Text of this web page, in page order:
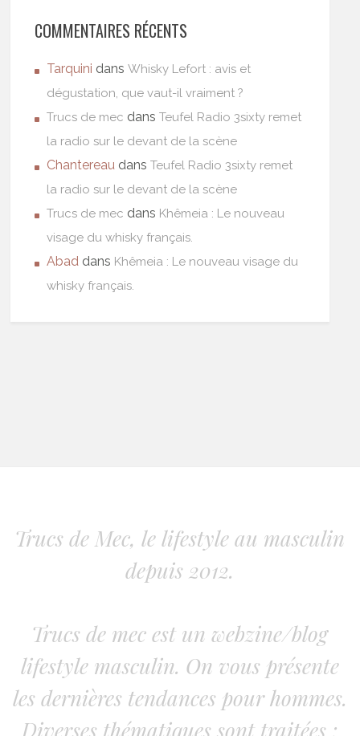
COMMENTAIRES RÉCENTS
Tarquini dansWhisky Lefort : avis et
dégustation, que vaut-il vraiment ?
Trucs de mec dansTeufel Radio 3sixty remet
la radio sur le devant de la scène
Chantereau dansTeufel Radio 3sixty remet
la radio sur le devant de la scène
Trucs de mec dans Khêmeia : Le nouveau
visage du whisky français.
Abad dans Khêmeia : Le nouveau visage du
whisky français.
Trucs de Mec, le lifestyle au masculin
depuis 2012.
Trucs de mec est un webzine/blog
lifestyle masculin. On vous présente
les dernières tendances pour hommes.
Diverses thématiques sont traitées :